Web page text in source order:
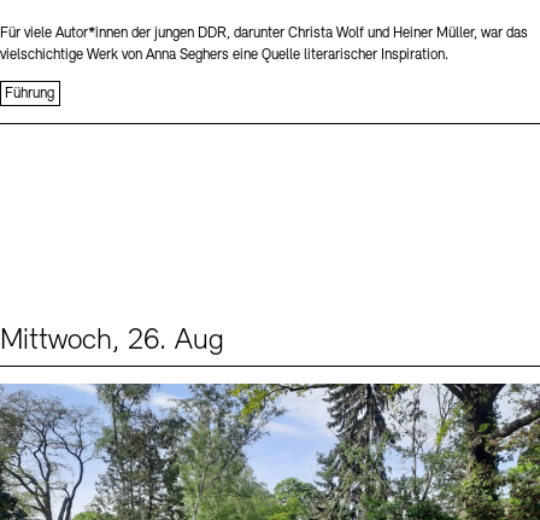
Für viele Autor*innen der jungen DDR, darunter Christa Wolf und Heiner Müller, war das
vielschichtige Werk von Anna Seghers eine Quelle literarischer Inspiration.
Führung
Mittwoch, 26. Aug